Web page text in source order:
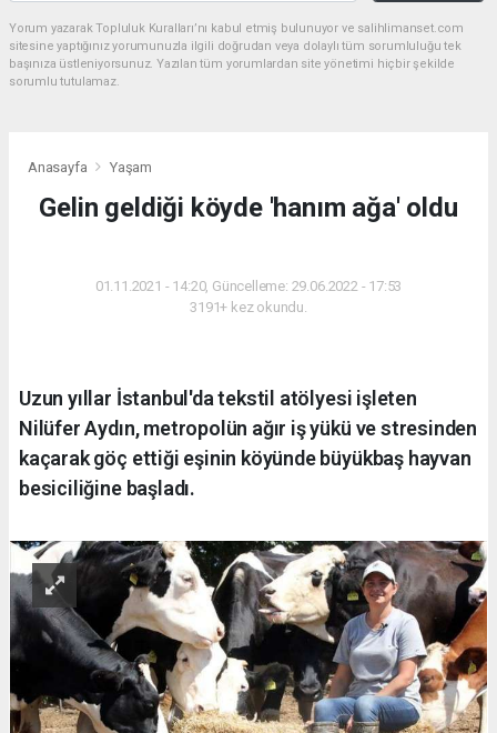
Yorum yazarak Topluluk Kuralları’nı kabul etmiş bulunuyor ve salihlimanset.com
sitesine yaptığınız yorumunuzla ilgili doğrudan veya dolaylı tüm sorumluluğu tek
başınıza üstleniyorsunuz. Yazılan tüm yorumlardan site yönetimi hiçbir şekilde
sorumlu tutulamaz.
Anasayfa Yaşam
Gelin geldiği köyde 'hanım ağa' oldu
01.11.2021 - 14:20, Güncelleme: 29.06.2022 - 17:53
3191+ kez okundu.
Uzun yıllar İstanbul'da tekstil atölyesi işleten
Nilüfer Aydın, metropolün ağır iş yükü ve stresinden
kaçarak göç ettiği eşinin köyünde büyükbaş hayvan
besiciliğine başladı.